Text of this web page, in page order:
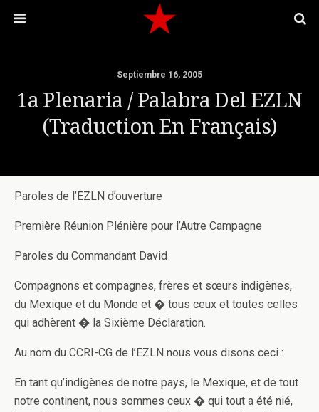
Septiembre 16, 2005
1a Plenaria / Palabra Del EZLN
(Traduction En Français)
Paroles de l’EZLN d’ouverture
Première Réunion Plénière pour l’Autre Campagne
Paroles du Commandant David
Compagnons et compagnes, frères et sœurs indigènes,
du Mexique et du Monde et � tous ceux et toutes celles
qui adhèrent � la Sixième Déclaration.
Au nom du CCRI-CG de l’EZLN nous vous disons ceci :
En tant qu’indigènes de notre pays, le Mexique, et de tout
notre continent, nous sommes ceux � qui tout a été nié,